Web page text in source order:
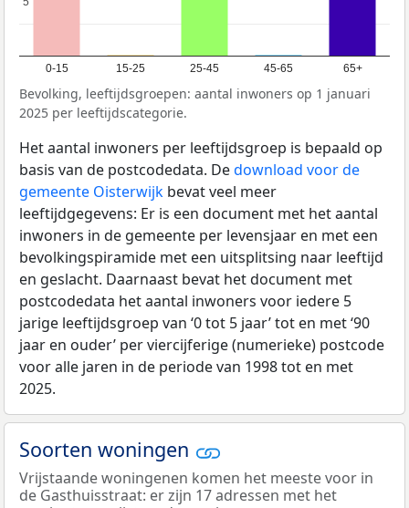
0-15 15-25 25-45 45-65 65+
Bevolking, leeftijdsgroepen: aantal inwoners op 1 januari
2025 per leeftijdscategorie.
Het aantal inwoners per leeftijdsgroep is bepaald op
basis van de postcodedata. Dedownload voor de
gemeente Oisterwijk bevat veel meer
leeftijdgegevens: Er is een document met het aantal
inwoners in de gemeente per levensjaar en met een
bevolkingspiramide met een uitsplitsing naar leeftijd
en geslacht. Daarnaast bevat het document met
postcodedata het aantal inwoners voor iedere 5
jarige leeftijdsgroep van ‘0 tot 5 jaar’ tot en met ‘90
jaar en ouder’ per viercijferige (numerieke) postcode
voor alle jaren in de periode van 1998 tot en met
2025.
Soorten woningen
Vrijstaande woningenen komen het meeste voor in
de Gasthuisstraat: er zijn 17 adressen met het